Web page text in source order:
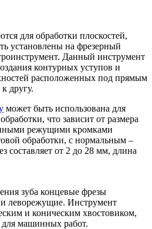
для обработки плоскостей,
установлены на фрезерный
Данный инструмент
контурных уступов и
расположенных под прямым
другу.
может быть использована для
что зависит от размера
режущими кромками
обработки, с нормальным –
составляет от 2 до 28 мм, длина
зуба концевые фрезы
и леворежущие. Инструмент
и коническим хвостовиком,
для машинных работ.